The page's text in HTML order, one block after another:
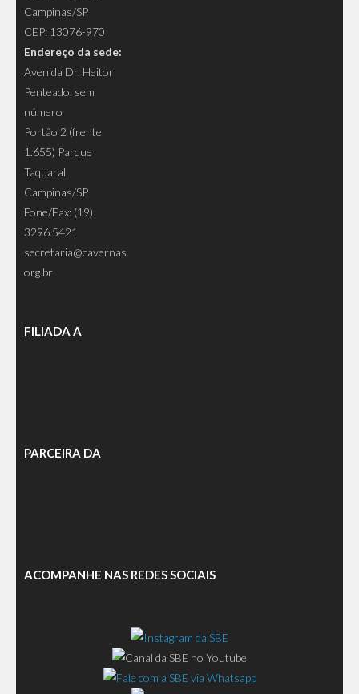
Campinas/SP
CEP: 13076-970
Endereço da sede:
Avenida Dr. Heitor
Penteado, sem
número
Portão 2 (frente
1.655) Parque
Taquaral
Campinas/SP
Fone/Fax: (19)
3296.5421
secretaria@cavernas.
org.br
FILIADA A
PARCEIRA DA
ACOMPANHE NAS REDES SOCIAIS